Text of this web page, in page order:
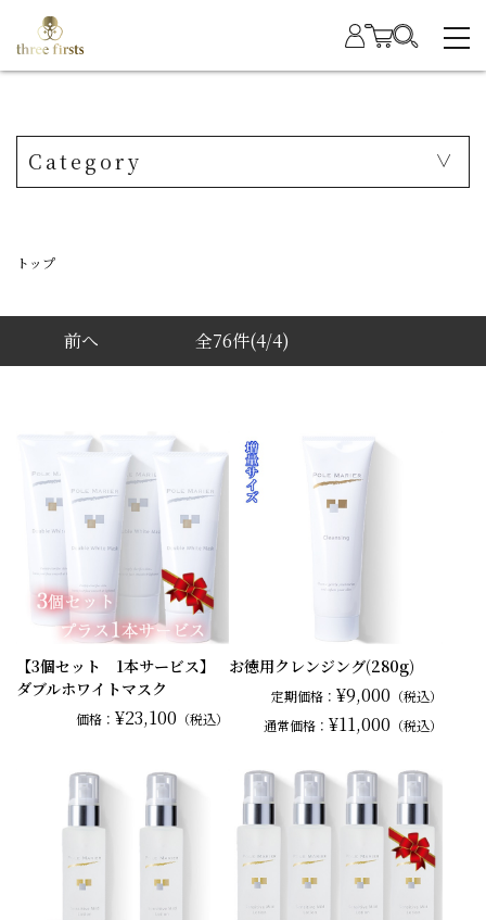
Category
トップ
前へ 全76件(4/4)
【3個セット 1本サービス】
ダブルホワイトマスク
価格： ¥23,100 （税込）
お徳用クレンジング(280g)
定期価格： ¥9,000 （税込）
通常価格： ¥11,000 （税込）